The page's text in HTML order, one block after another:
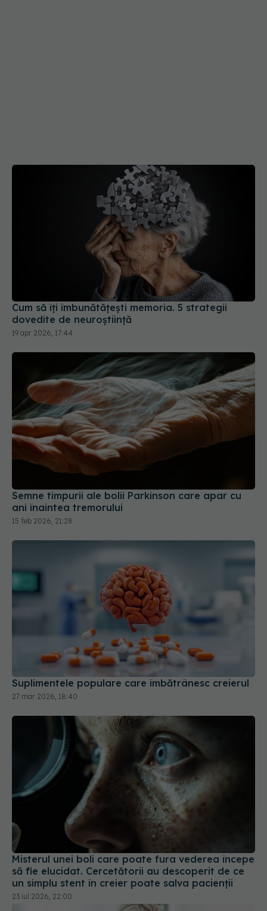
Cum să îți îmbunătățești memoria. 5 strategii
dovedite de neuroștiință
19 apr 2026, 17:44
Semne timpurii ale bolii Parkinson care apar cu
ani înaintea tremorului
15 feb 2026, 21:28
Suplimentele populare care îmbătrânesc creierul
27 mar 2026, 18:40
Misterul unei boli care poate fura vederea începe
să fie elucidat. Cercetătorii au descoperit de ce
un simplu stent în creier poate salva pacienții
23 iul 2026, 22:00